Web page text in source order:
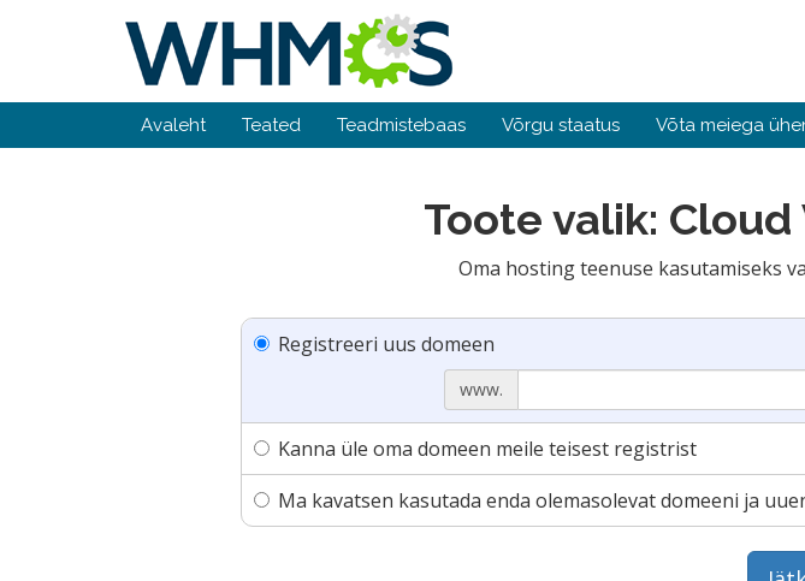
Avaleht Teated Teadmistebaas Võrgu staatus Võta meiega
Toote valik: Cloud
Oma hosting teenuse kasutamiseks
Registreeri uus domeen
www.
Kanna üle oma domeen meile teisest registrist
Ma kavatsen kasutada enda olemasolevat domeeni ja